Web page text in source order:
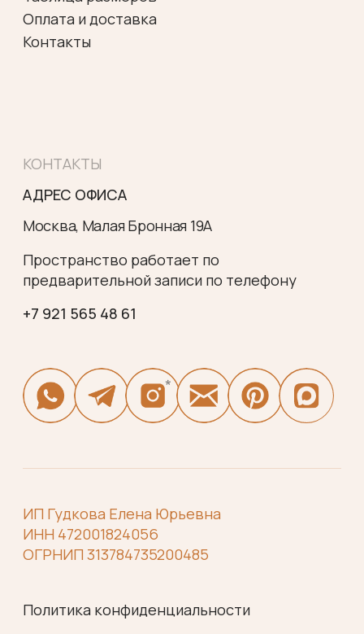
ИП Гудкова Елена Юрьевна
ИНН 472001824056
*Meta Platforms Inc запрещена
на территории РФ
Договор оферты
Разработка сайта